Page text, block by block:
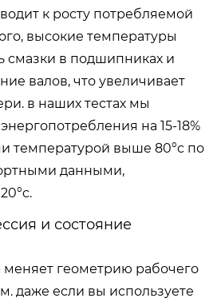
к росту потребляемой
высокие температуры
смазки в подшипниках и
валов, что увеличивает
в наших тестах мы
на 15-18%
температурой выше 80°c по
данными,
и состояние
меняет геометрию рабочего
даже если вы используете